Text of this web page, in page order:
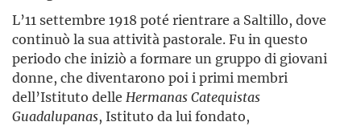
L’11 settembre 1918 poté rientrare a Saltillo, dove
continuò la sua attività pastorale. Fu in questo
periodo che iniziò a formare un gruppo di giovani
donne, che diventarono poi i primi membri
dell’Istituto delle HermanasCatequistas
Guadalupanas, Istituto da lui fondato,